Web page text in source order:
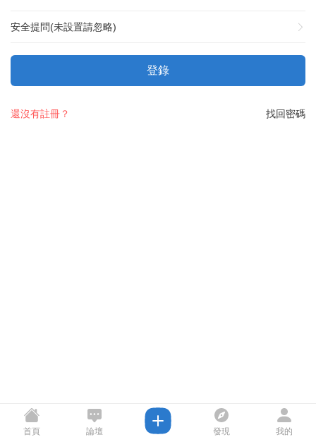
安全提問(未設置請忽略)
登錄
找回密碼
還沒有註冊？
首頁 論壇 發現 我的